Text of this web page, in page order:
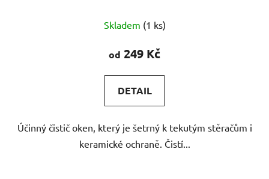
Skladem (1 ks)
od 249 Kč
DETAIL
Účinný čistič oken, který je šetrný k tekutým stěračům i
keramické ochraně. Čistí...